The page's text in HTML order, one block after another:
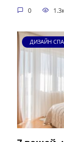
0
ДИЗАЙН